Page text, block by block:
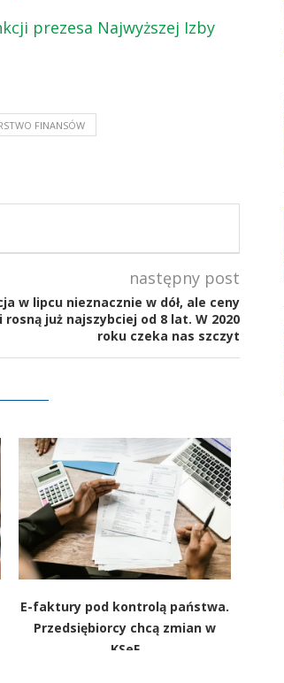
prezesa Najwyższej Izby
FINANSÓW
następny post
w lipcu nieznacznie w dół, ale ceny
rosną już najszybciej od 8 lat. W 2020
roku czeka nas szczyt
E-faktury pod kontrolą państwa.
Przedsiębiorcy chcą zmian w
KSeF